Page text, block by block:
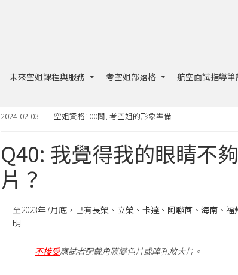
未來空姐課程與服務 考空姐部落格 航空面試指導筆
2024-02-03 空姐資格100問,考空姐的形象準備
Q40: 我覺得我的眼睛不
片？
至2023年7月底，已有長榮、立榮、卡達、阿聯酋、海南、福
明
不接受應試者配戴角膜變色片或瞳孔放大片 。